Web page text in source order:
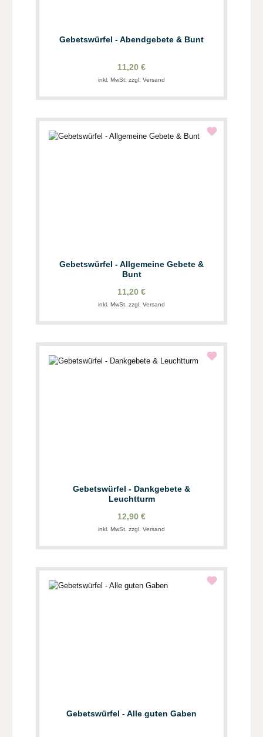
Gebetswürfel - Abendgebete & Bunt
11,20 €
inkl. MwSt. zzgl. Versand
Gebetswürfel - Allgemeine Gebete &
Bunt
11,20 €
inkl. MwSt. zzgl. Versand
Gebetswürfel - Dankgebete &
Leuchtturm
12,90 €
inkl. MwSt. zzgl. Versand
Gebetswürfel - Alle guten Gaben